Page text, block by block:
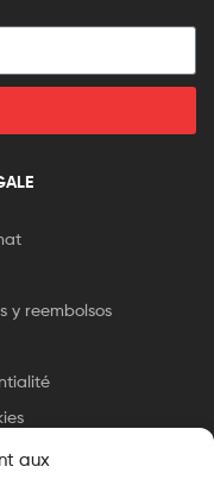
aux
y reembolsos